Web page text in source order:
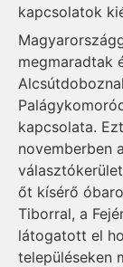
kapcsolatok
megmaradtak
kapcsolata.
novemberben
őt kísérő
Tiborral, a
látogatott el
településeken